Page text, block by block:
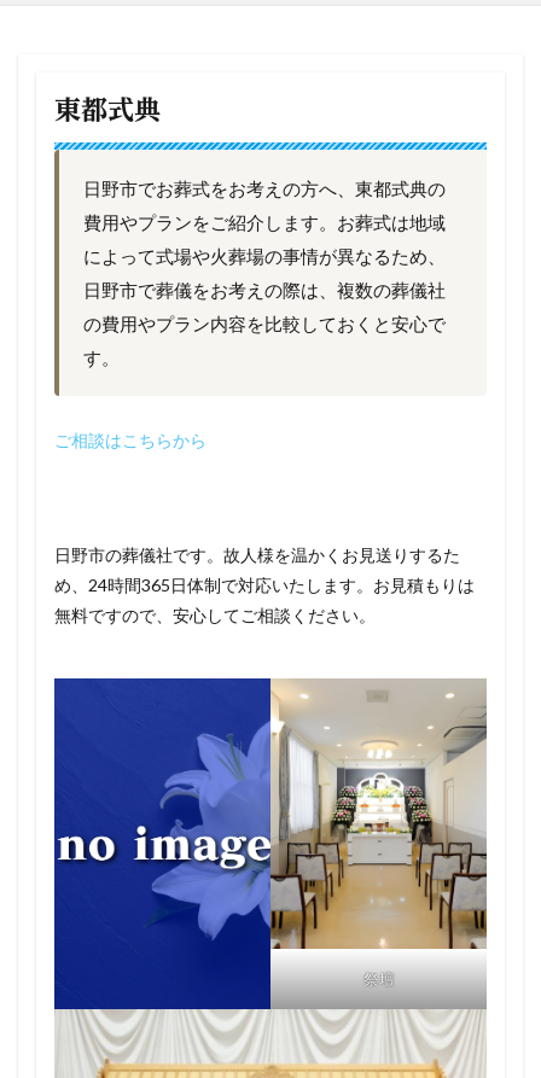
東都式典
日野市でお葬式をお考えの方へ、東都式典の
費用やプランをご紹介します。お葬式は地域
によって式場や火葬場の事情が異なるため、
日野市で葬儀をお考えの際は、複数の葬儀社
の費用やプラン内容を比較しておくと安心で
す。
ご相談はこちらから
日野市の葬儀社です。故人様を温かくお見送りするた
め、24時間365日体制で対応いたします。お見積もりは
無料ですので、安心してご相談ください。
祭壇